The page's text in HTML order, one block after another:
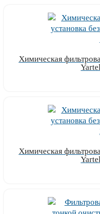
Химическая
Химическая